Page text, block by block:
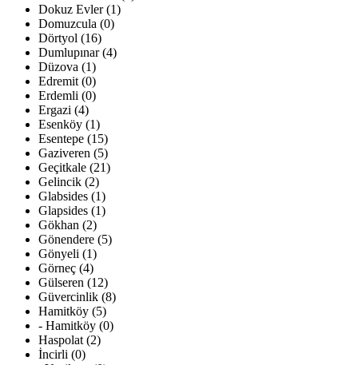
Dokuz Evler (1)
Domuzcula (0)
Dörtyol (16)
Dumlupınar (4)
Düzova (1)
Edremit (0)
Erdemli (0)
Ergazi (4)
Esenköy (1)
Esentepe (15)
Gaziveren (5)
Geçitkale (21)
Gelincik (2)
Glabsides (1)
Glapsides (1)
Gökhan (2)
Gönendere (5)
Gönyeli (1)
Görneç (4)
Gülseren (12)
Güvercinlik (8)
Hamitköy (5)
- Hamitköy (0)
Haspolat (2)
İncirli (0)